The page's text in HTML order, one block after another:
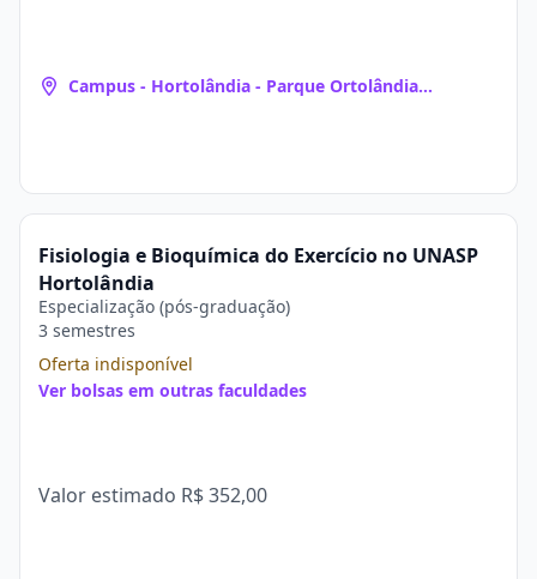
Campus - Hortolândia - Parque Ortolândia
Fisiologia e Bioquímica do Exercício no UNASP
Hortolândia
Especialização (pós-graduação)
3 semestres
Oferta indisponível
Ver bolsas em outras faculdades
Valor estimado R$ 352,00